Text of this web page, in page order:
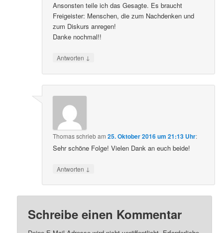
Ansonsten teile ich das Gesagte. Es braucht
Freigeister: Menschen, die zum Nachdenken und
zum Diskurs anregen!
Danke nochmal!!
Antworten ↓
Thomasschriebam25. Oktober 2016 um 21:13 Uhr:
Sehr schöne Folge! Vielen Dank an euch beide!
Antworten ↓
Schreibe einen Kommentar